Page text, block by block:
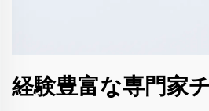
経験豊富な専門家